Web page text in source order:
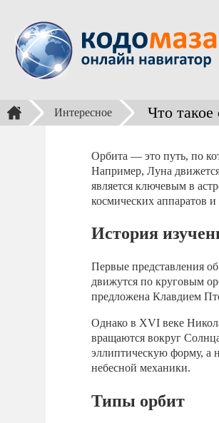
Интересное Что такое
Орбита — это путь, по
Например, Луна
является ключевым в
космических аппаратов
История
Первые представления
движутся по круговым
предложена Клавдием
Однако в XVI веке
вращаются вокруг
эллиптическую форму, а
небесной механики.
Типы орбит